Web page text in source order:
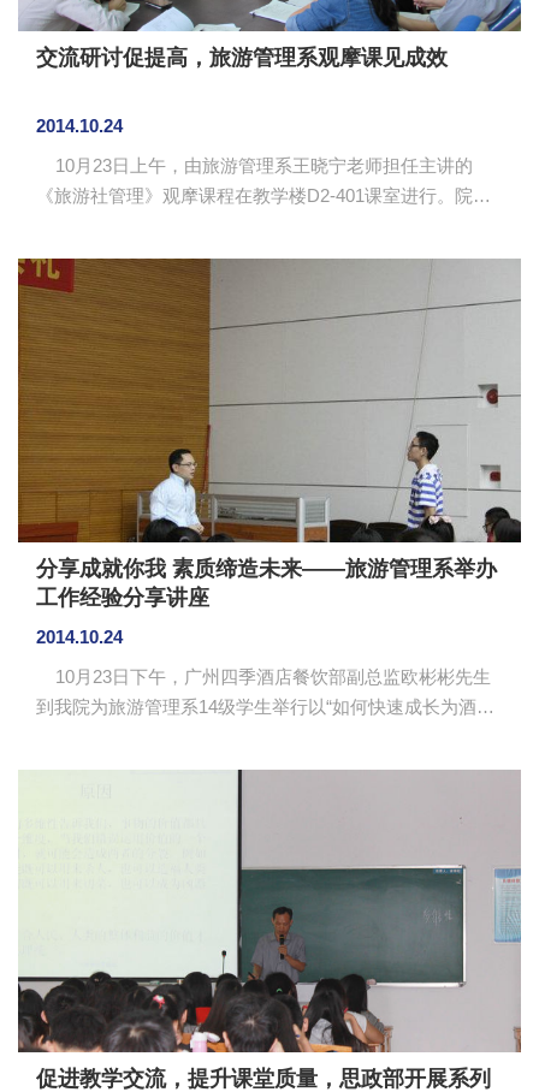
交流研讨促提高，旅游管理系观摩课见成效
2014.10.24
10月23日上午，由旅游管理系王晓宁老师担任主讲的
《旅游社管理》观摩课程在教学楼D2-401课室进行。院长
何茂炳、旅游系主任甘巧林及教师代表7人一起参加了本次
观摩活动。 本次课程的主要学习内容是“旅行社的采购业
务”。王晓宁老师首先展示了本节课的专业教学内容与学习
目标，结合新旅游法的改革，选用携程网和广州日报报道
的最新案例作为教学参考资料，详细讲解了旅行社采购的
原则和方式。 课后，参加本次观摩活动的...
分享成就你我 素质缔造未来——旅游管理系举办
工作经验分享讲座
2014.10.24
10月23日下午，广州四季酒店餐饮部副总监欧彬彬先生
到我院为旅游管理系14级学生举行以“如何快速成长为酒店
主任甘巧林教授、副主任王晓宁副教授、系党总支书记汪
饮部总监，现在广州四季酒店任餐饮部副总监。他认为自
己的求职生涯一直很幸运，但这成功的背后是经过许多努
促进教学交流，提升课堂质量，思政部开展系列